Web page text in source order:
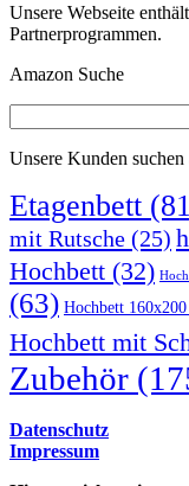
Unsere Webseite
Partnerprogrammen.
Amazon Suche
Unsere Kunden suchen
Etagenbett
mit Rutsche (25)
Hochbett (32)
(63) Hochbett 160x200
Hochbett mit
Zubehör
Datenschutz
Impressum